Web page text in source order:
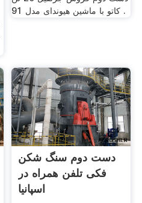
کاتو با ماشین هیوندای مدل 91 .
دست دوم سنگ شکن
فکی تلفن همراه در
اسپانیا